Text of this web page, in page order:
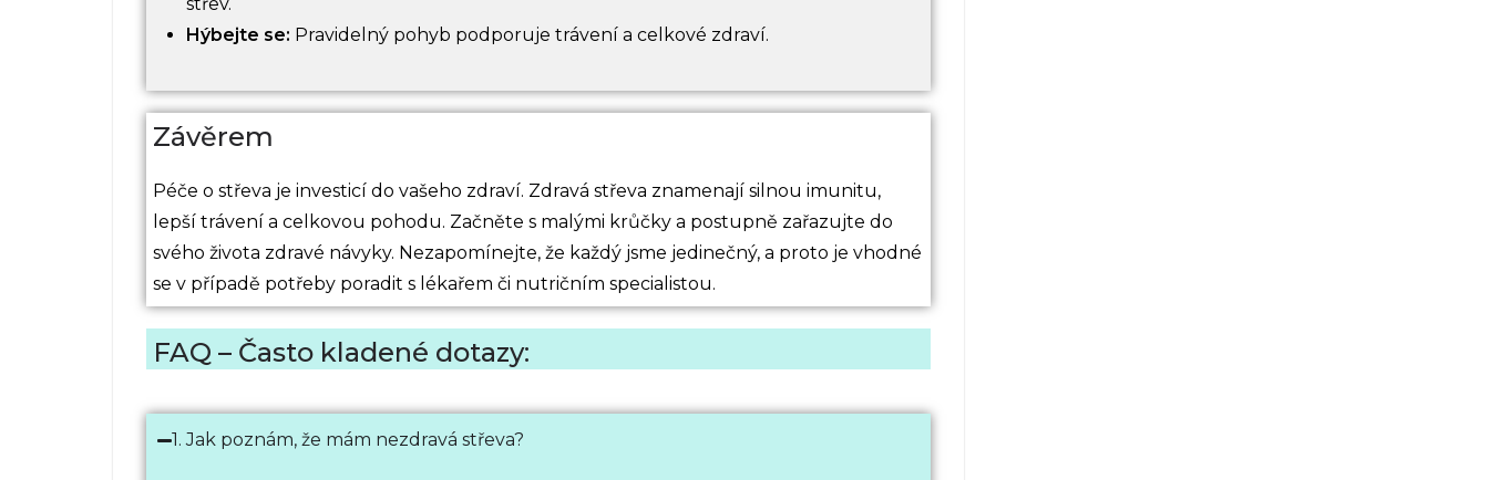
Hýbejte se: Pravidelný pohyb podporuje trávení a celkové zdraví.
Závěrem
Péče o střeva je investicí do vašeho zdraví. Zdravá střeva znamenají silnou imunitu,
lepší trávení a celkovou pohodu. Začněte s malými krůčky a postupně zařazujte do
svého života zdravé návyky. Nezapomínejte, že každý jsme jedinečný, a proto je vhodné
se v případě potřeby poradit s lékařem či nutričním specialistou.
FAQ – Často kladené dotazy:
1. Jak poznám, že mám nezdravá střeva?